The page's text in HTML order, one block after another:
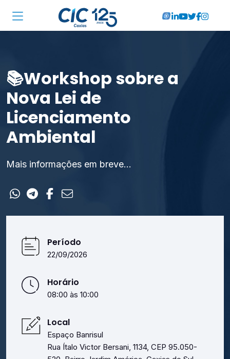
Soluções
Locações
Cursos
RA CIC Caxias
Eventos
Contato
📚Workshop sobre a
Nova Lei de
Licenciamento
Ambiental
Mais informações em breve...
Período
22/09/2026
Horário
08:00 às 10:00
Local
Espaço Banrisul
Rua Ítalo Victor Bersani, 1134, CEP 95.050-